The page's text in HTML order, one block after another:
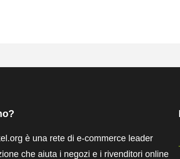
è una rete di e-commerce leader
che aiuta i negozi e i rivenditori online